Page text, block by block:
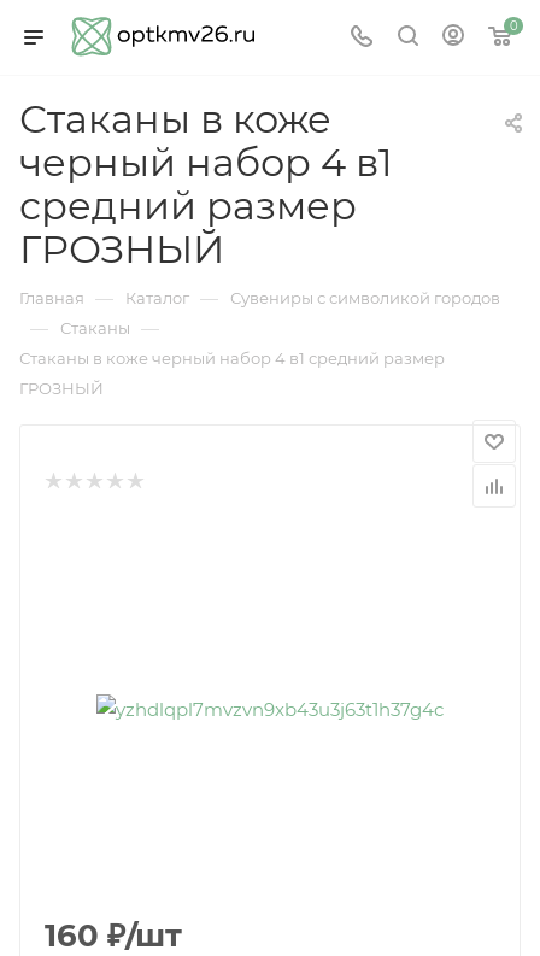
0
Стаканы в коже
черный набор 4 в1
средний размер
ГРОЗНЫЙ
Главная — Каталог — Сувениры с символикой городов
— Стаканы —
Стаканы в коже черный набор 4 в1 средний размер
ГРОЗНЫЙ
160 ₽/шт